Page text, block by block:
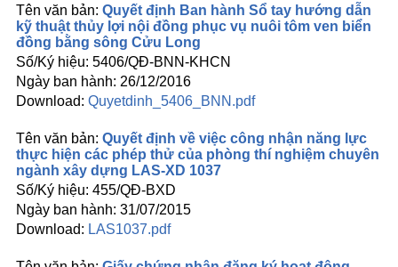
Quyết định Ban hành Sổ tay hướng dẫn
kỹ thuật thủy lợi nội đồng phục vụ nuôi tôm ven biển
đồng bằng sông Cửu Long
5406/QĐ-BNN-KHCN
26/12/2016
Quyetdinh_5406_BNN.pdf
Quyết định về việc công nhận năng lực
thực hiện các phép thử của phòng thí nghiệm chuyên
ngành xây dựng LAS-XD 1037
455/QĐ-BXD
31/07/2015
LAS1037.pdf